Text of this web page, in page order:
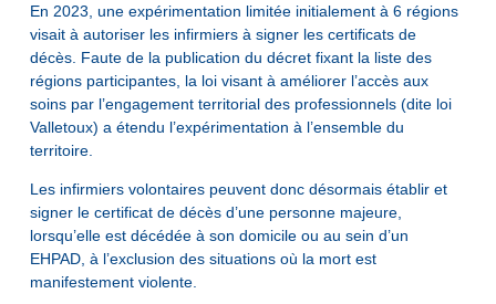
En 2023, une expérimentation limitée initialement à 6 régions
visait à autoriser les infirmiers à signer les certificats de
décès. Faute de la publication du décret fixant la liste des
régions participantes, la loi visant à améliorer l’accès aux
soins par l’engagement territorial des professionnels (dite loi
Valletoux) a étendu l’expérimentation à l’ensemble du
territoire.
Les infirmiers volontaires peuvent donc désormais établir et
signer le certificat de décès d’une personne majeure,
lorsqu’elle est décédée à son domicile ou au sein d’un
EHPAD, à l’exclusion des situations où la mort est
manifestement violente.